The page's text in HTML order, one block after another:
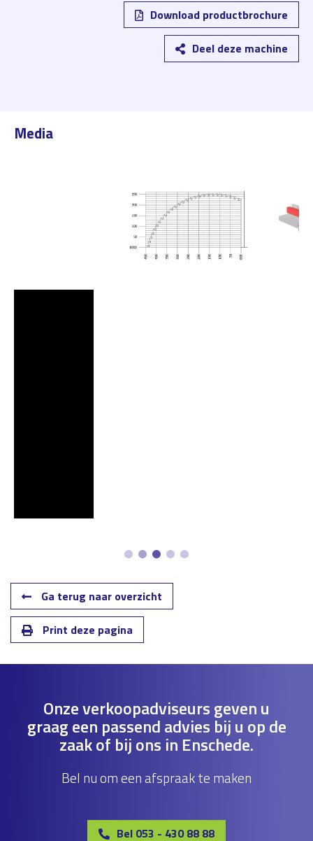
Download productbrochure
Deel deze machine
Media
Ga terug naar overzicht
Print deze pagina
Onze verkoopadviseurs geven u
graag een passend advies bij u op de
zaak of bij ons in Enschede.
Bel nu om een afspraak te maken
Bel 053 - 430 88 88